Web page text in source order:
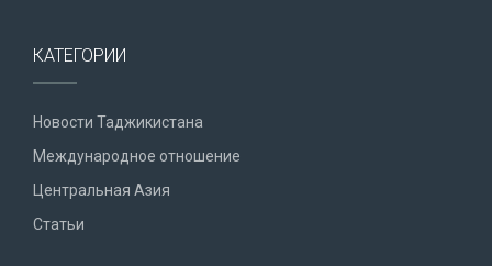
КАТЕГОРИИ
Новости Таджикистана
Международное отношение
Центральная Азия
Статьи